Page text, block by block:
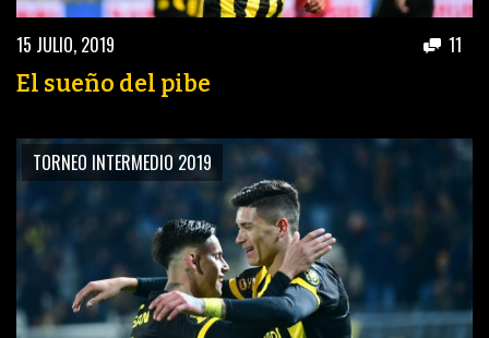
15 JULIO, 2019 11
El sueño del pibe
TORNEO INTERMEDIO 2019